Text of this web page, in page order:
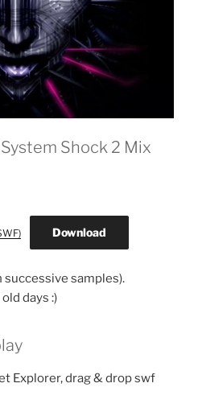
Shock 2 Mix
Download
samples).
days :)
Explorer, drag & drop swf